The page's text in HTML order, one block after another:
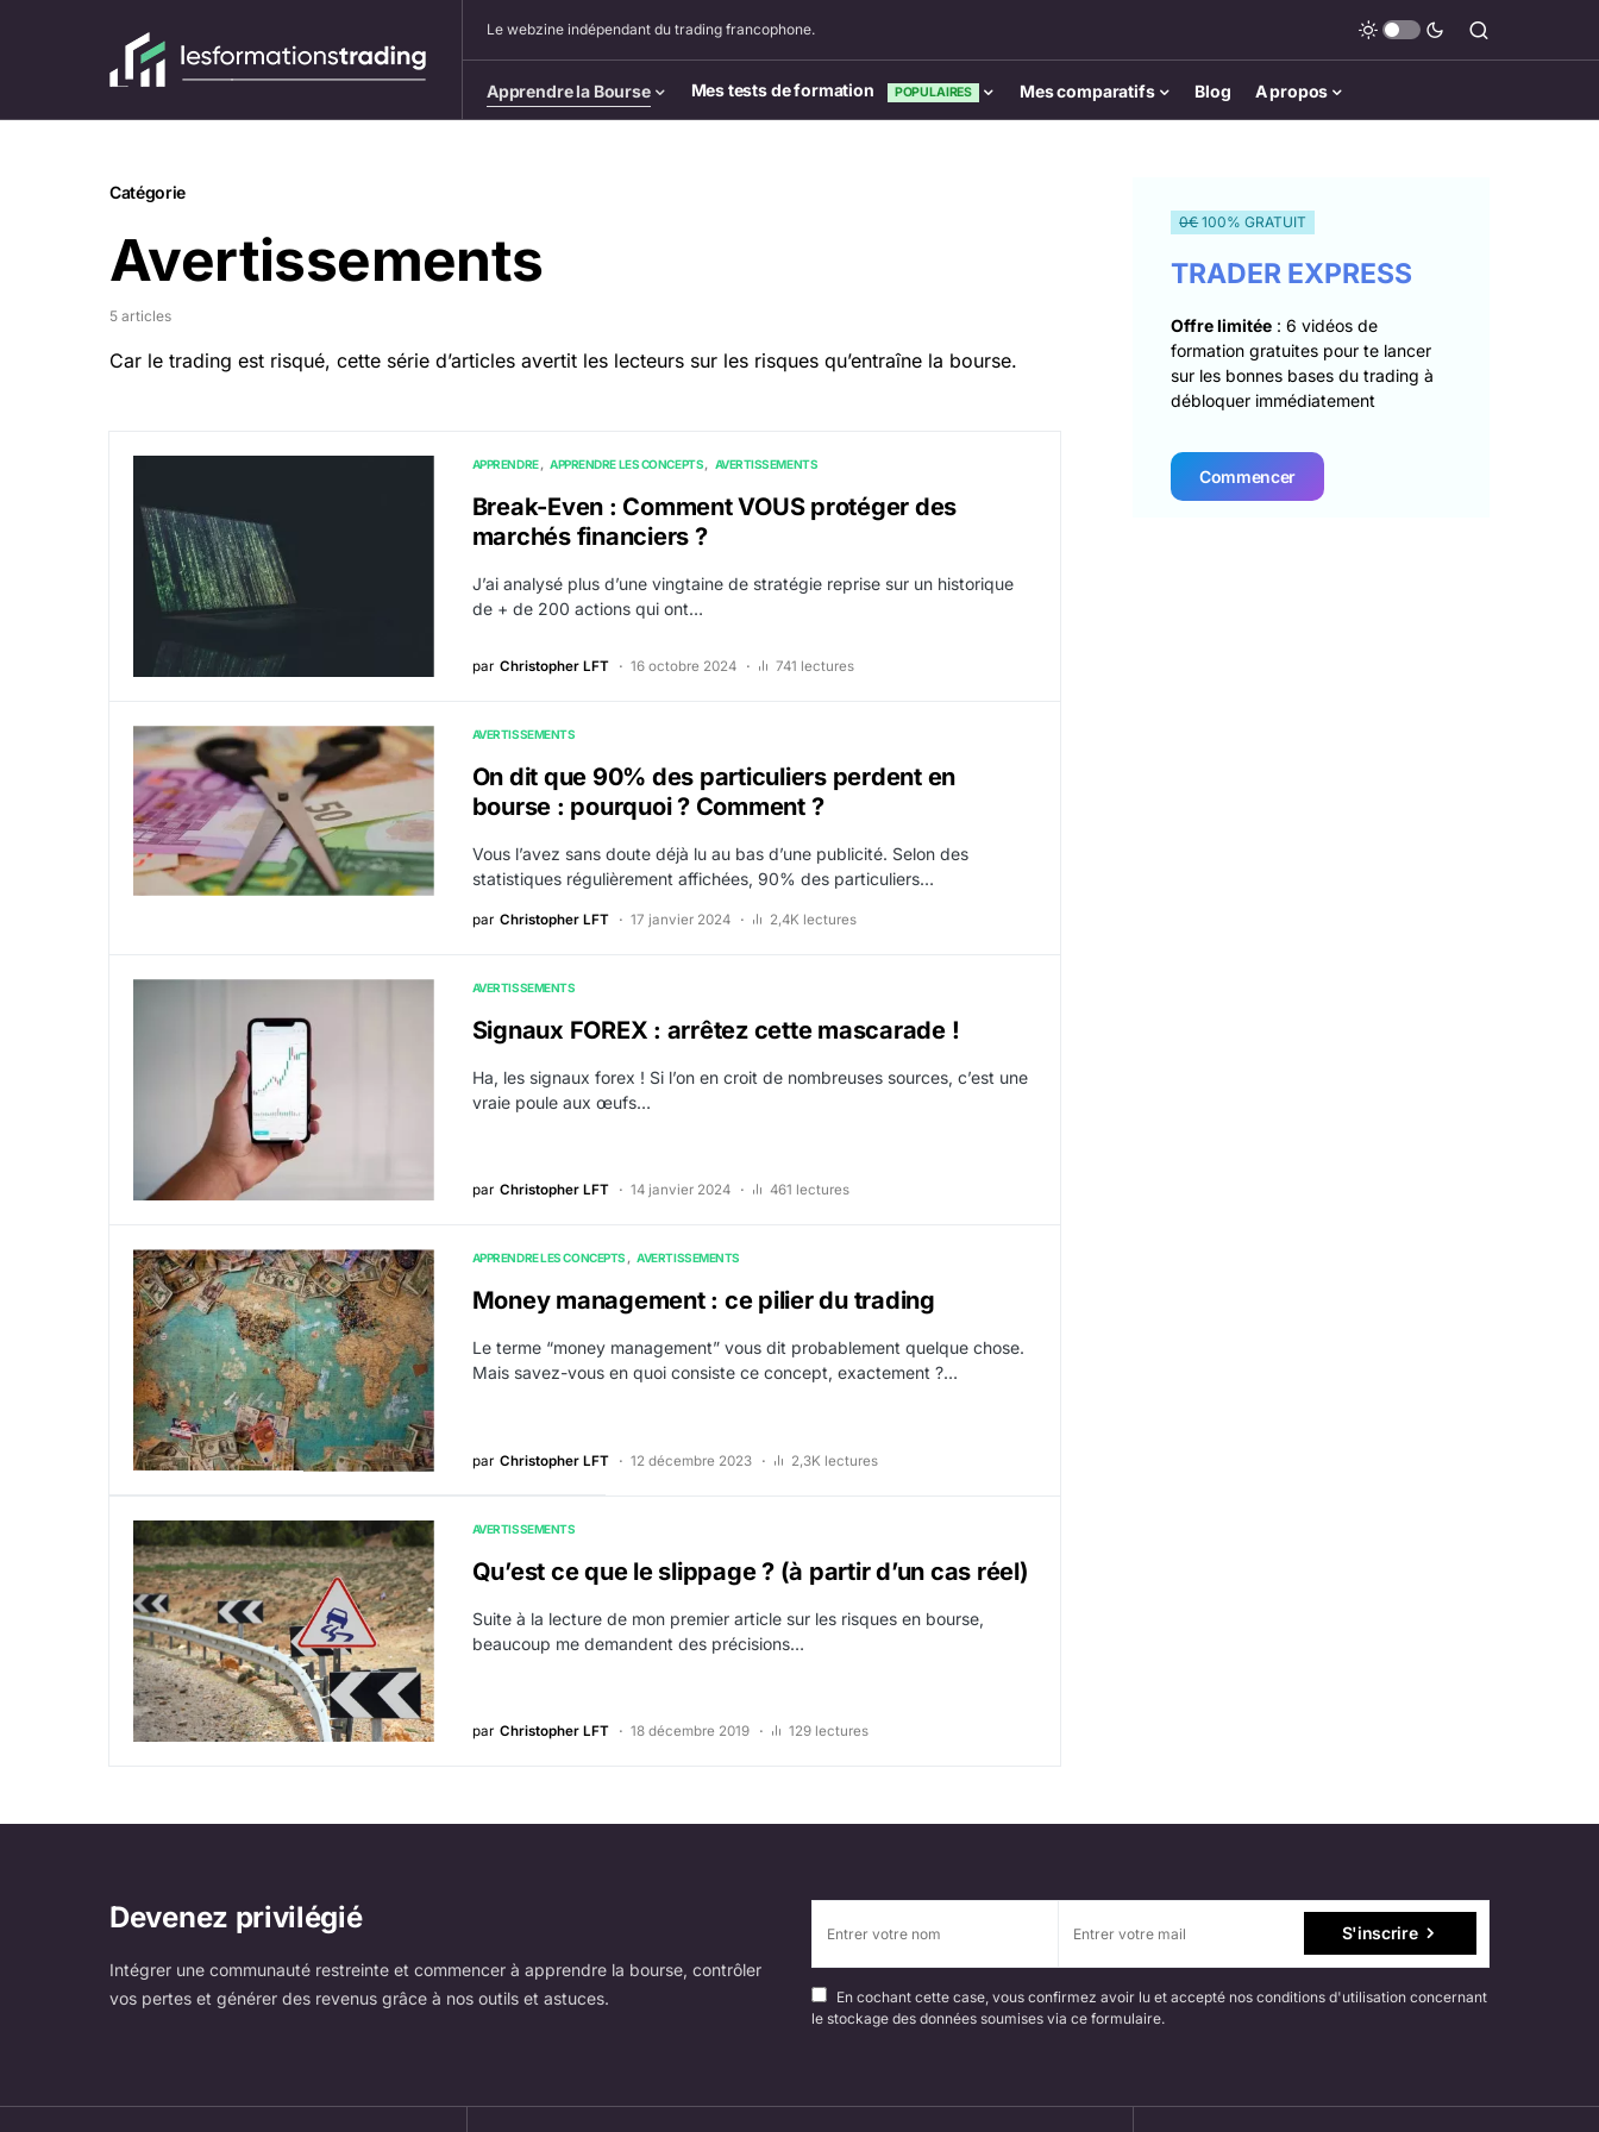
Le webzine indépendant du trading francophone.
Apprendre la Bourse Mes tests de formation POPULAIRES Mes comparatifs Blog A propos
Catégorie
Avertissements
5 articles
Car le trading est risqué, cette série d’articles avertit les lecteurs sur les risques qu’entraîne la bourse.
APPRENDRE APPRENDRE LES CONCEPTS AVERTISSEMENTS
Break-Even : Comment VOUS protéger des
marchés financiers ?
J’ai analysé plus d’une vingtaine de stratégie reprise sur un historique
de + de 200 actions qui ont…
par Christopher LFT 16 octobre 2024 741 lectures
AVERTISSEMENTS
On dit que 90% des particuliers perdent en
bourse : pourquoi ? Comment ?
Vous l’avez sans doute déjà lu au bas d’une publicité. Selon des
statistiques régulièrement affichées, 90% des particuliers…
par Christopher LFT 17 janvier 2024 2,4K lectures
AVERTISSEMENTS
Signaux FOREX : arrêtez cette mascarade !
Ha, les signaux forex ! Si l’on en croit de nombreuses sources, c’est une
vraie poule aux œufs…
par Christopher LFT 14 janvier 2024 461 lectures
APPRENDRE LES CONCEPTS AVERTISSEMENTS
Money management : ce pilier du trading
Le terme “money management” vous dit probablement quelque chose.
Mais savez-vous en quoi consiste ce concept, exactement ?…
par Christopher LFT 12 décembre 2023 2,3K lectures
AVERTISSEMENTS
Qu’est ce que le slippage ? (à partir d’un cas réel)
Suite à la lecture de mon premier article sur les risques en bourse,
beaucoup me demandent des précisions…
par Christopher LFT 18 décembre 2019 129 lectures
0€100% GRATUIT
TRADER EXPRESS
Offre limitée : 6 vidéos de
formation gratuites pour te lancer
sur les bonnes bases du trading à
débloquer immédiatement
Commencer
Devenez privilégié
Intégrer une communauté restreinte et commencer à apprendre la bourse, contrôler
vos pertes et générer des revenus grâce à nos outils et astuces.
S'inscrire
En cochant cette case, vous confirmez avoir lu et accepté nos conditions d'utilisation concernant
le stockage des données soumises via ce formulaire.